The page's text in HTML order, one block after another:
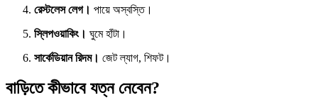
রেস্টলেস লেগ। পায়ে অস্বস্তি।
স্লিপওয়াকিং। ঘুমে হাঁটা।
সার্কেডিয়ান রিদম। জেট ল্যাগ, শিফট।
বাড়িতে কীভাবে যত্ন নেবেন?